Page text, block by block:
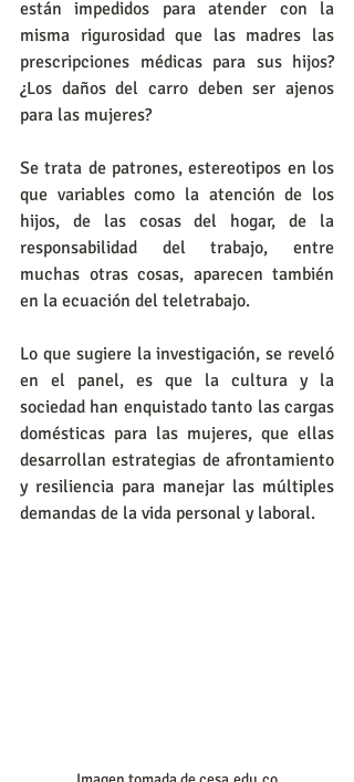
están impedidos para atender con la
misma rigurosidad que las madres las
prescripciones médicas para sus hijos?
¿Los daños del carro deben ser ajenos
para las mujeres?
Se trata de patrones, estereotipos en los
que variables como la atención de los
hijos, de las cosas del hogar, de la
responsabilidad del trabajo, entre
muchas otras cosas, aparecen también
en la ecuación del teletrabajo.
Lo que sugiere la investigación, se reveló
en el panel, es que la cultura y la
sociedad han enquistado tanto las cargas
domésticas para las mujeres, que ellas
desarrollan estrategias de afrontamiento
y resiliencia para manejar las múltiples
demandas de la vida personal y laboral.